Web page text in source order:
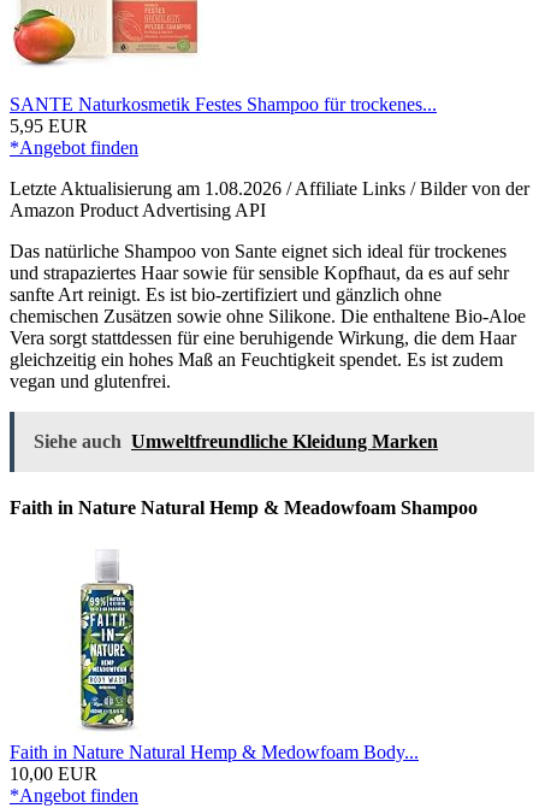
SANTE Naturkosmetik Festes Shampoo für trockenes...
5,95 EUR
*Angebot finden
Letzte Aktualisierung am 1.08.2026 / Affiliate Links / Bilder von der
Amazon Product Advertising API
Das natürliche Shampoo von Sante eignet sich ideal für trockenes
und strapaziertes Haar sowie für sensible Kopfhaut, da es auf sehr
sanfte Art reinigt. Es ist bio-zertifiziert und gänzlich ohne
chemischen Zusätzen sowie ohne Silikone. Die enthaltene Bio-Aloe
Vera sorgt stattdessen für eine beruhigende Wirkung, die dem Haar
gleichzeitig ein hohes Maß an Feuchtigkeit spendet. Es ist zudem
vegan und glutenfrei.
Siehe auch Umweltfreundliche Kleidung Marken
Faith in Nature Natural Hemp & Meadowfoam Shampoo
Faith in Nature Natural Hemp & Medowfoam Body...
10,00 EUR
*Angebot finden